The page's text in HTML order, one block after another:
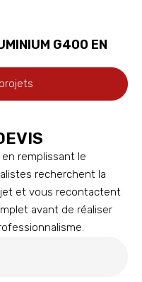
G400 EN
remplissant le
recherchent la
et vous recontactent
avant de réaliser